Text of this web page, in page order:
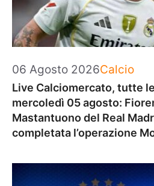
06 Agosto 2026Categorie
Calcio
Live Calciomercato, tutte
mercoledì 05 agosto:
Mastantuono del Real
completata l’operazione